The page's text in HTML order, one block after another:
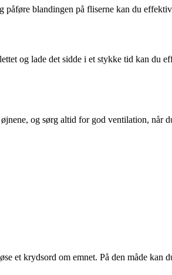
blandingen på fliserne kan du
og lade det sidde i et stykke tid kan du
og sørg altid for god ventilation,
et krydsord om emnet. På den måde kan